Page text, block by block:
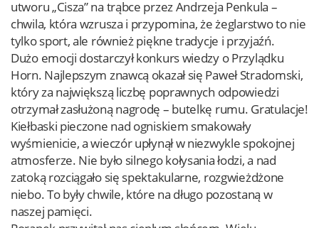
utworu „Cisza” na trąbce przez Andrzeja Penkula –
chwila, która wzrusza i przypomina, że żeglarstwo to nie
tylko sport, ale również piękne tradycje i przyjaźń.
Dużo emocji dostarczył konkurs wiedzy o Przylądku
Horn. Najlepszym znawcą okazał się Paweł Stradomski,
który za największą liczbę poprawnych odpowiedzi
otrzymał zasłużoną nagrodę – butelkę rumu. Gratulacje!
Kiełbaski pieczone nad ogniskiem smakowały
wyśmienicie, a wieczór upłynął w niezwykle spokojnej
atmosferze. Nie było silnego kołysania łodzi, a nad
zatoką rozciągało się spektakularne, rozgwieżdżone
niebo. To były chwile, które na długo pozostaną w
naszej pamięci.